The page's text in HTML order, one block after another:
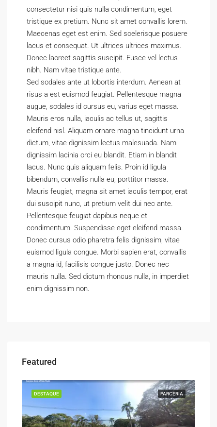
consectetur nisi quis nulla condimentum, eget
tristique ex pretium. Nunc sit amet convallis lorem.
Maecenas eget est enim. Sed scelerisque posuere
lacus et consequat. Ut ultrices ultrices maximus.
Donec laoreet sagittis suscipit. Fusce vel lectus
nibh. Nam vitae tristique ante.
Sed sodales ante ut lobortis interdum. Aenean at
risus a est euismod feugiat. Pellentesque magna
augue, sodales id cursus eu, varius eget massa.
Mauris eros nulla, iaculis ac tellus ut, sagittis
eleifend nisl. Aliquam ornare magna tincidunt urna
dictum, vitae dignissim lectus malesuada. Nam
dignissim lacinia orci eu blandit. Etiam in blandit
lacus. Nunc quis aliquam felis. Proin id ligula
bibendum, convallis nulla eu, porttitor massa.
Mauris feugiat, magna sit amet iaculis tempor, erat
dui suscipit nunc, ut pretium velit dui nec ante.
Pellentesque feugiat dapibus neque et
condimentum. Suspendisse eget eleifend massa.
Donec cursus odio pharetra felis dignissim, vitae
euismod ligula congue. Morbi sapien erat, convallis
a magna id, facilisis congue justo. Donec nec
mauris nulla. Sed dictum rhoncus nulla, in imperdiet
enim dignissim non.
Featured
PARCERIA
DESTAQUE